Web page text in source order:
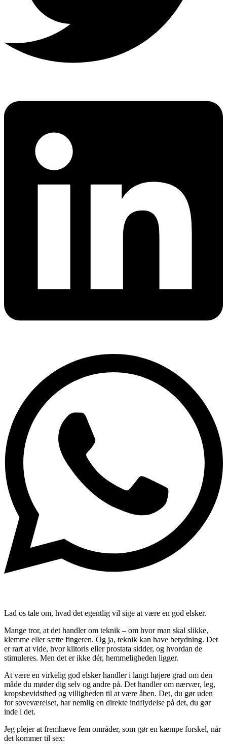
Lad os tale om, hvad det egentlig vil sige at være en god elsker.
Mange tror, at det handler om teknik – om hvor man skal slikke,
klemme eller sætte fingeren. Og ja, teknik kan have betydning. Det
er rart at vide, hvor klitoris eller prostata sidder, og hvordan de
stimuleres. Men det er ikke dér, hemmeligheden ligger.
At være en virkelig god elsker handler i langt højere grad om den
måde du møder dig selv og andre på. Det handler om nærvær, leg,
kropsbevidsthed og villigheden til at være åben. Det, du gør uden
for soveværelset, har nemlig en direkte indflydelse på det, du gør
inde i det.
Jeg plejer at fremhæve fem områder, som gør en kæmpe forskel, når
det kommer til sex: